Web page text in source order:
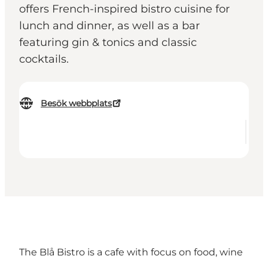
offers French-inspired bistro cuisine for
lunch and dinner, as well as a bar
featuring gin & tonics and classic
cocktails.
Besök webbplats
The Blå Bistro is a cafe with focus on food, wine